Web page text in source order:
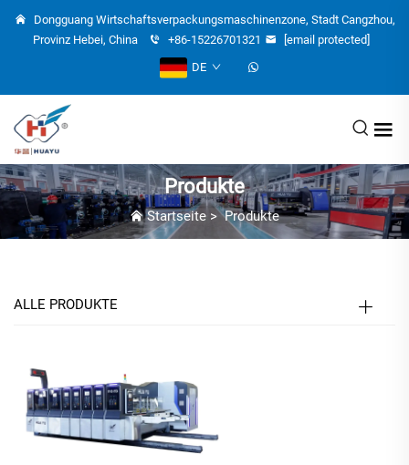
Dongguang Wirtschaftsverpackungsmaschinenzone, Stadt Cangzhou,
Provinz Hebei, China
+86-15226701321
[email protected]
DE
Produkte
Startseite >Produkte
ALLE PRODUKTE